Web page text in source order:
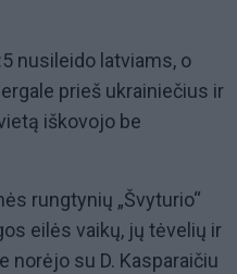
nusileido latviams, o
prieš ukrainiečius ir
iškovojo be
rungtynių „Švyturio“
eilės vaikų, jų tėvelių ir
norėjo su D. Kasparaičiu